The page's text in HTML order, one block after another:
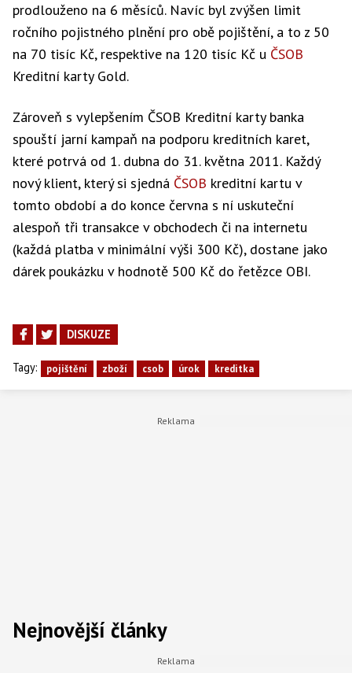
prodlouženo na 6 měsíců. Navíc byl zvýšen limit
ročního pojistného plnění pro obě pojištění, a to z 50
na 70 tisíc Kč, respektive na 120 tisíc Kč u ČSOB
Kreditní karty Gold.
Zároveň s vylepšením ČSOB Kreditní karty banka
spouští jarní kampaň na podporu kreditních karet,
které potrvá od 1. dubna do 31. května 2011. Každý
nový klient, který si sjedná ČSOB kreditní kartu v
tomto období a do konce června s ní uskuteční
alespoň tři transakce v obchodech či na internetu
(každá platba v minimální výši 300 Kč), dostane jako
dárek poukázku v hodnotě 500 Kč do řetězce OBI.
DISKUZE
Tagy: pojištění zboží csob úrok kreditka
Nejnovější články